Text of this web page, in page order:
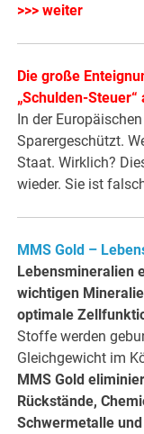
>>> weiter
Die große
„Schulden-
In der
Sparergeschützt.
Staat. Wirklich?
wieder. Sie ist
MMS Gold –
Lebensmineralien
wichtigen
optimale
Stoffe werden
Gleichgewicht im
MMS Gold
Rückstände,
Schwermetalle